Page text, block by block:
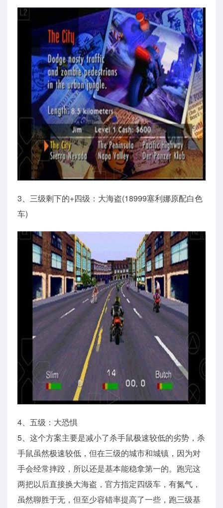
3、三级剩下的+四级：大海盗(18999塞利娜原配白色
车)
4、五级：大恐惧
5、这个方案主要是减小了杀手鼠极速较低的劣势，杀
手鼠虽然极速较低，但在三级的城市和城镇，因为对
手会经常摔跤，所以还是基本能稳拿第一的。跑完这
两把以后直接换大海盗，官方指定四级车，有氮气，
虽然聊胜于无，但至少容错率提高了一些，跑三级基